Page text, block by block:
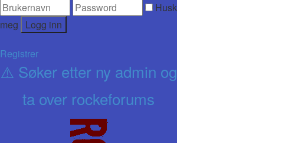
Husk
meg
Registrer
⚠️ Søker etter ny admin og
ta over rockeforums